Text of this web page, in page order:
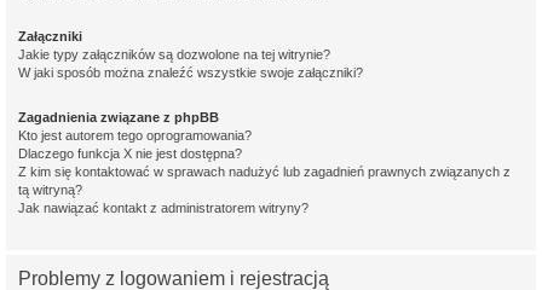
Załączniki
Jakie typy załączników są dozwolone na tej witrynie?
W jaki sposób można znaleźć wszystkie swoje załączniki?
Zagadnienia związane z phpBB
Kto jest autorem tego oprogramowania?
Dlaczego funkcja X nie jest dostępna?
Z kim się kontaktować w sprawach nadużyć lub zagadnień prawnych związanych z
tą witryną?
Jak nawiązać kontakt z administratorem witryny?
Problemy z logowaniem i rejestracją